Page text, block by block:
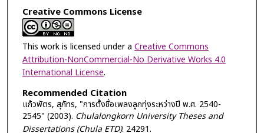
Creative Commons License
This work is licensed under a Creative Commons
Attribution-NonCommercial-No Derivative Works 4.0
International License.
Recommended Citation
แก้วพัตร, สุภัทร, "การตั้งชื่อเพลงลูกทุ่งระหว่างปี พ.ศ. 2540-
2545" (2003). Chulalongkorn University Theses and
Dissertations (Chula ETD). 24291.